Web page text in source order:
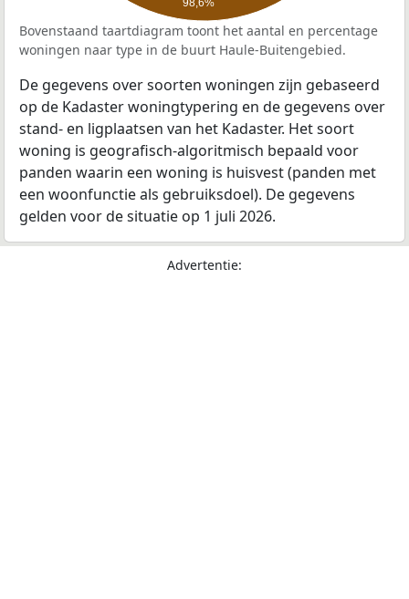
98,6%
Bovenstaand taartdiagram toont het aantal en percentage
woningen naar type in de buurt Haule-Buitengebied.
De gegevens over soorten woningen zijn gebaseerd
op de Kadaster woningtypering en de gegevens over
stand- en ligplaatsen van het Kadaster. Het soort
woning is geografisch-algoritmisch bepaald voor
panden waarin een woning is huisvest (panden met
een woonfunctie als gebruiksdoel). De gegevens
gelden voor de situatie op 1 juli 2026.
Advertentie: